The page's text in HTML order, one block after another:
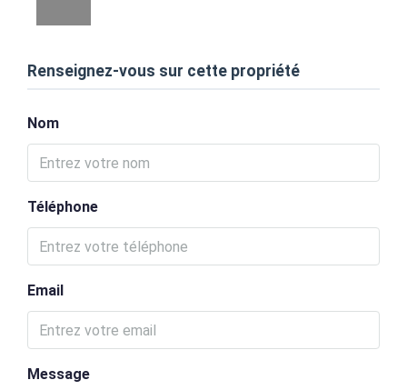
Renseignez-vous sur cette propriété
Nom
Téléphone
Email
Message